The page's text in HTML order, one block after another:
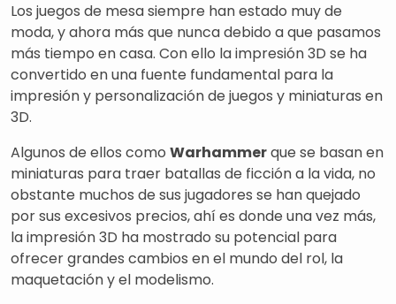
Los juegos de mesa siempre han estado muy de
moda, y ahora más que nunca debido a que pasamos
más tiempo en casa. Con ello la impresión 3D se ha
convertido en una fuente fundamental para la
impresión y personalización de juegos y miniaturas en
3D.
Algunos de ellos como Warhammerque se basan en
miniaturas para traer batallas de ficción a la vida, no
obstante muchos de sus jugadores se han quejado
por sus excesivos precios, ahí es donde una vez más,
la impresión 3D ha mostrado su potencial para
ofrecer grandes cambios en el mundo del rol, la
maquetación y el modelismo.